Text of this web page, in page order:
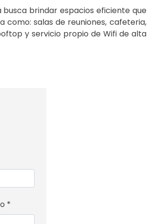
busca brindar espacios eficiente que
salas de reuniones, cafeteria,
y servicio propio de Wifi de alta
*